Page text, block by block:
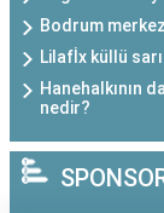
Bodrum
Lilafİx küllü
Hanehalkının
nedir?